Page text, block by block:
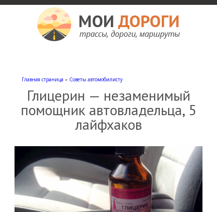
Главная страница » Советы автомобилисту
Глицерин — незаменимый
помощник автовладельца, 5
лайфхаков